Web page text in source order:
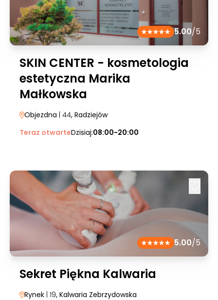
5.00/5
SKIN CENTER - kosmetologia
estetyczna Marika
Małkowska
Objezdna | 44, Radziejów
Teraz otwarteDzisiaj:08:00-20:00
5.00/5
Sekret Piękna Kalwaria
Rynek | 19, Kalwaria Zebrzydowska